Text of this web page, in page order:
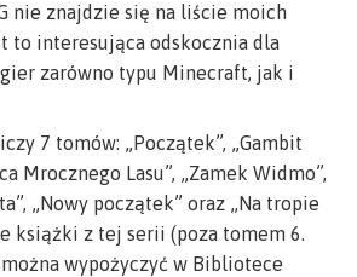
nie znajdzie się na liście moich
to interesująca odskocznia dla
zarówno typu Minecraft, jak i
7 tomów: „Początek”, „Gambit
Mrocznego Lasu”, „Zamek Widmo”,
„Nowy początek” oraz „Na tropie
książki z tej serii (poza tomem 6.
wypożyczyć w Bibliotece